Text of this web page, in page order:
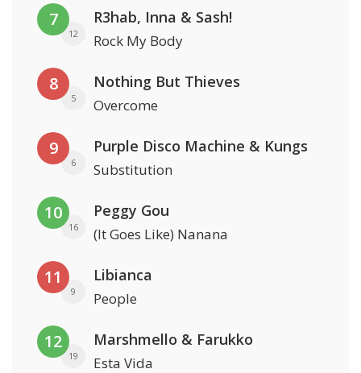
7
12
R3hab, Inna & Sash!
Rock My Body
8
5
Nothing But Thieves
Overcome
9
6
Purple Disco Machine & Kungs
Substitution
10
16
Peggy Gou
(It Goes Like) Nanana
11
9
Libianca
People
12
19
Marshmello & Farukko
Esta Vida